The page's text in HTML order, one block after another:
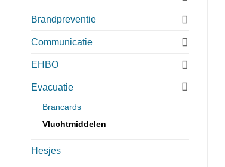
Brandpreventie
Communicatie
EHBO
Evacuatie
Brancards
Vluchtmiddelen
Hesjes